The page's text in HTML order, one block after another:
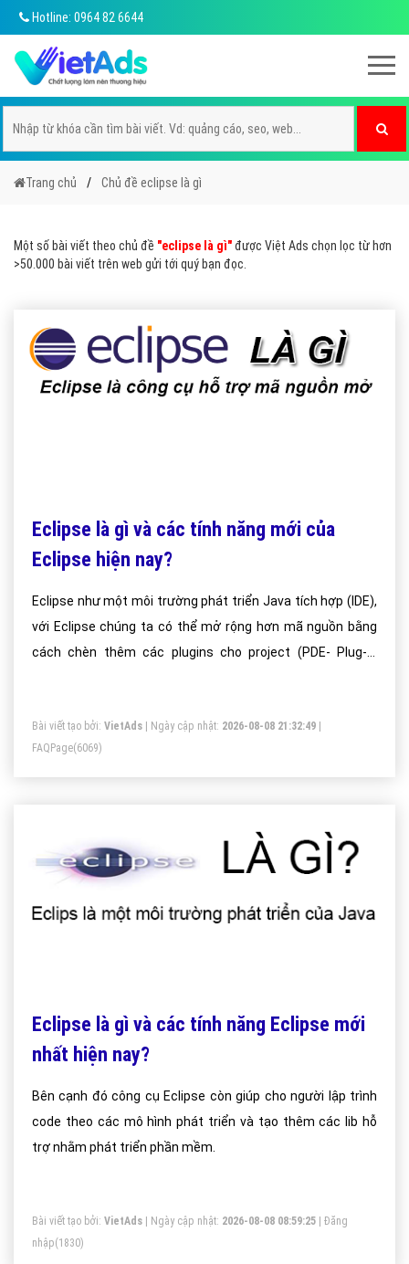
Hotline: 0964 82 6644
Trang chủ Chủ đề eclipse là gì
Một số bài viết theo chủ đề "eclipse là gì"được Việt Ads chọn lọc từ hơn
>50.000 bài viết trên web gửi tới quý bạn đọc.
Eclipse là gì và các tính năng mới của
Eclipse hiện nay?
Eclipse như một môi trường phát triển Java tích hợp (IDE),
với Eclipse chúng ta có thể mở rộng hơn mã nguồn bằng
cách chèn thêm các plugins cho project (PDE- Plug-in
chế chỉ cho ngôn ngữ Java. Eclipse còn hỗ trợ cho lập trình
viên code theo các mô hình phát triển như MVC, tạo thêm
các lib hỗ trợ phát triển phần mềm.
Bài viết tạo bởi: VietAds | Ngày cập nhật: 2026-08-08 21:32:49
FAQPage(6069)
Eclipse là gì và các tính năng Eclipse mới
nhất hiện nay?
Bên cạnh đó công cụ Eclipse còn giúp cho người lập trình
code theo các mô hình phát triển và tạo thêm các lib hỗ
trợ nhằm phát triển phần mềm.
Bài viết tạo bởi: VietAds | Ngày cập nhật: 2026-08-08 08:59:25
Đăng
nhập(1830)